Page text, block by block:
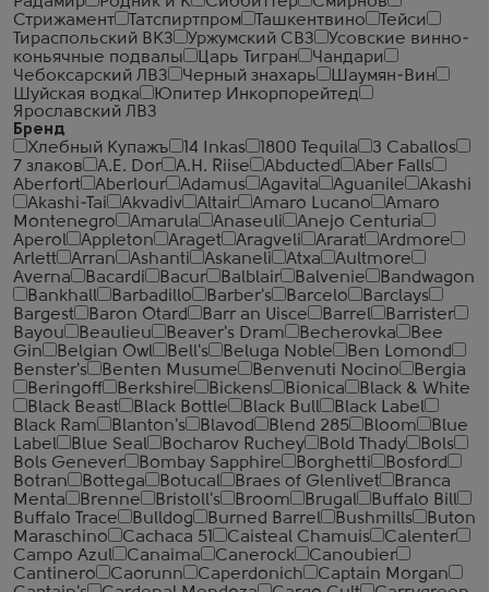
Стрижамент
Татспиртпром Ташкентвино
Тейси
Тираспольский ВКЗ
Уржумский СВЗ
Усовские винно-
коньячные подвалы
Царь Тигран
Чандари
Чебоксарский ЛВЗ
Черный знахарь
Шаумян-Вин
Шуйская водка
Юпитер Инкорпорейтед
Ярославский ЛВЗ
Бренд
Хлебный Купажъ
14 Inkas 1800 Tequila
3 Caballos
7 злаков
A.E. Dor A.H. Riise Abducted
Aber Falls
Aberfort
Aberlour Adamus Agavita Aguanile
Akashi
Akashi-Tai
Akvadiv Altair Amaro Lucano
Amaro
Montenegro
Amarula Anaseuli
Anejo Centuria
Aperol
Appleton Araget Aragveli Ararat
Ardmore
Arlett
Arran Ashanti Askaneli Atxa
Aultmore
Averna
Bacardi Bacur Balblair Balvenie
Bandwagon
Bankhall
Barbadillo Barber's Barcelo
Barclays
Bargest
Baron Otard Barr an Uisce Barrel
Barrister
Bayou
Beaulieu Beaver's Dram Becherovka
Bee
Gin
Belgian Owl Bell's Beluga Noble
Ben Lomond
Benster's
Benten Musume Benvenuti Nocino
Bergia
Beringoff
Berkshire Bickens Bionica
Black & White
Black Beast
Black Bottle Black Bull
Black Label
Black Ram
Blanton's Blavod Blend 285 Bloom
Blue
Label
Blue Seal Bocharov Ruchey Bold Thady
Bols
Bols Genever
Bombay Sapphire Borghetti
Bosford
Botran
Bottega Botucal Braes of Glenlivet
Branca
Menta
Brenne Bristoll's Broom Brugal
Buffalo Bill
Buffalo Trace
Bulldog Burned Barrel Bushmills
Buton
Maraschino
Cachaca 51 Caisteal Chamuis
Calenter
Campo Azul
Canaima Canerock
Canoubier
Cantinero
Caorunn Caperdonich
Captain Morgan